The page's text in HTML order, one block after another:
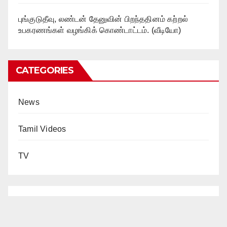
புங்குடுதீவு, லண்டன் தேனுவின் பிறந்ததினம் கற்றல்
உபகரணங்கள் வழங்கிக் கொண்டாட்டம். (வீடியோ)
CATEGORIES
News
Tamil Videos
TV